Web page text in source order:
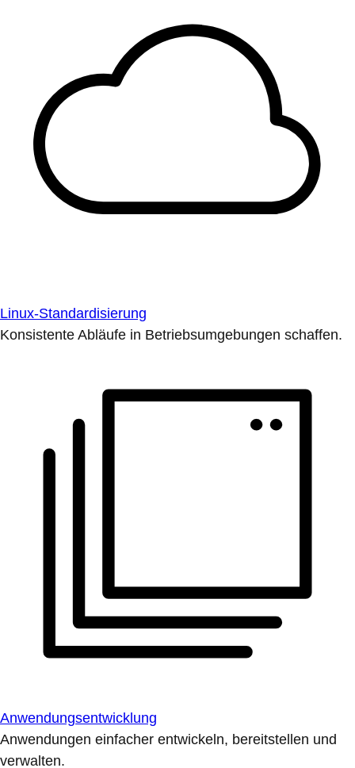
Linux-Standardisierung
Konsistente Abläufe in Betriebsumgebungen schaffen.
Anwendungsentwicklung
Anwendungen einfacher entwickeln, bereitstellen und
verwalten.